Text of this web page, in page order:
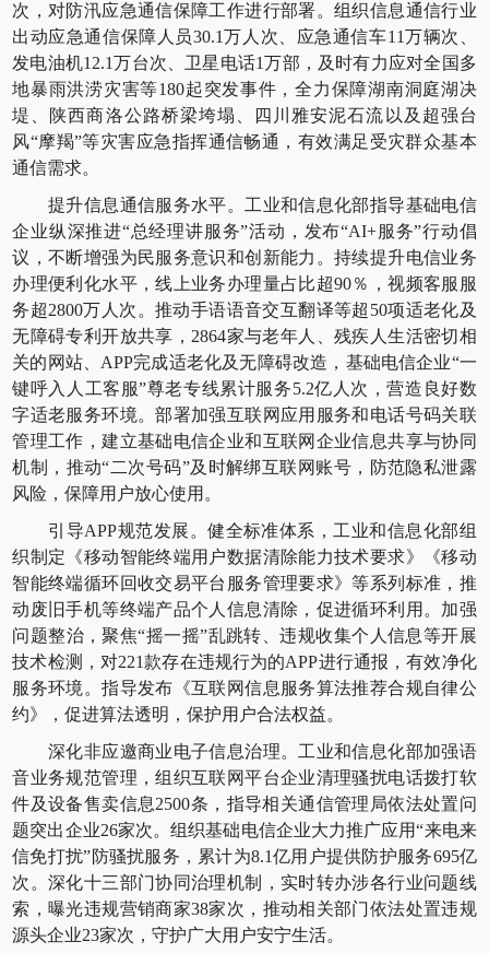
次，对防汛应急通信保障工作进行部署。组织信息通信行业
出动应急通信保障人员30.1万人次、应急通信车11万辆次、
发电油机12.1万台次、卫星电话1万部，及时有力应对全国多
地暴雨洪涝灾害等180起突发事件，全力保障湖南洞庭湖决
堤、陕西商洛公路桥梁垮塌、四川雅安泥石流以及超强台
风“摩羯”等灾害应急指挥通信畅通，有效满足受灾群众基本
通信需求。
提升信息通信服务水平。工业和信息化部指导基础电信
企业纵深推进“总经理讲服务”活动，发布“AI+服务”行动倡
议，不断增强为民服务意识和创新能力。持续提升电信业务
办理便利化水平，线上业务办理量占比超90％，视频客服服
务超2800万人次。推动手语语音交互翻译等超50项适老化及
无障碍专利开放共享，2864家与老年人、残疾人生活密切相
关的网站、APP完成适老化及无障碍改造，基础电信企业“一
键呼入人工客服”尊老专线累计服务5.2亿人次，营造良好数
字适老服务环境。部署加强互联网应用服务和电话号码关联
管理工作，建立基础电信企业和互联网企业信息共享与协同
机制，推动“二次号码”及时解绑互联网账号，防范隐私泄露
风险，保障用户放心使用。
引导APP规范发展。健全标准体系，工业和信息化部组
织制定《移动智能终端用户数据清除能力技术要求》《移动
智能终端循环回收交易平台服务管理要求》等系列标准，推
动废旧手机等终端产品个人信息清除，促进循环利用。加强
问题整治，聚焦“摇一摇”乱跳转、违规收集个人信息等开展
技术检测，对221款存在违规行为的APP进行通报，有效净化
服务环境。指导发布《互联网信息服务算法推荐合规自律公
约》，促进算法透明，保护用户合法权益。
深化非应邀商业电子信息治理。工业和信息化部加强语
音业务规范管理，组织互联网平台企业清理骚扰电话拨打软
件及设备售卖信息2500条，指导相关通信管理局依法处置问
题突出企业26家次。组织基础电信企业大力推广应用“来电来
信免打扰”防骚扰服务，累计为8.1亿用户提供防护服务695亿
次。深化十三部门协同治理机制，实时转办涉各行业问题线
索，曝光违规营销商家38家次，推动相关部门依法处置违规
源头企业23家次，守护广大用户安宁生活。